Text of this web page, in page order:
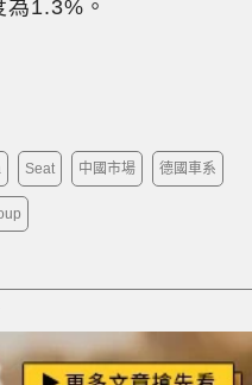
1.3%。
Seat 中國市場 德國車系